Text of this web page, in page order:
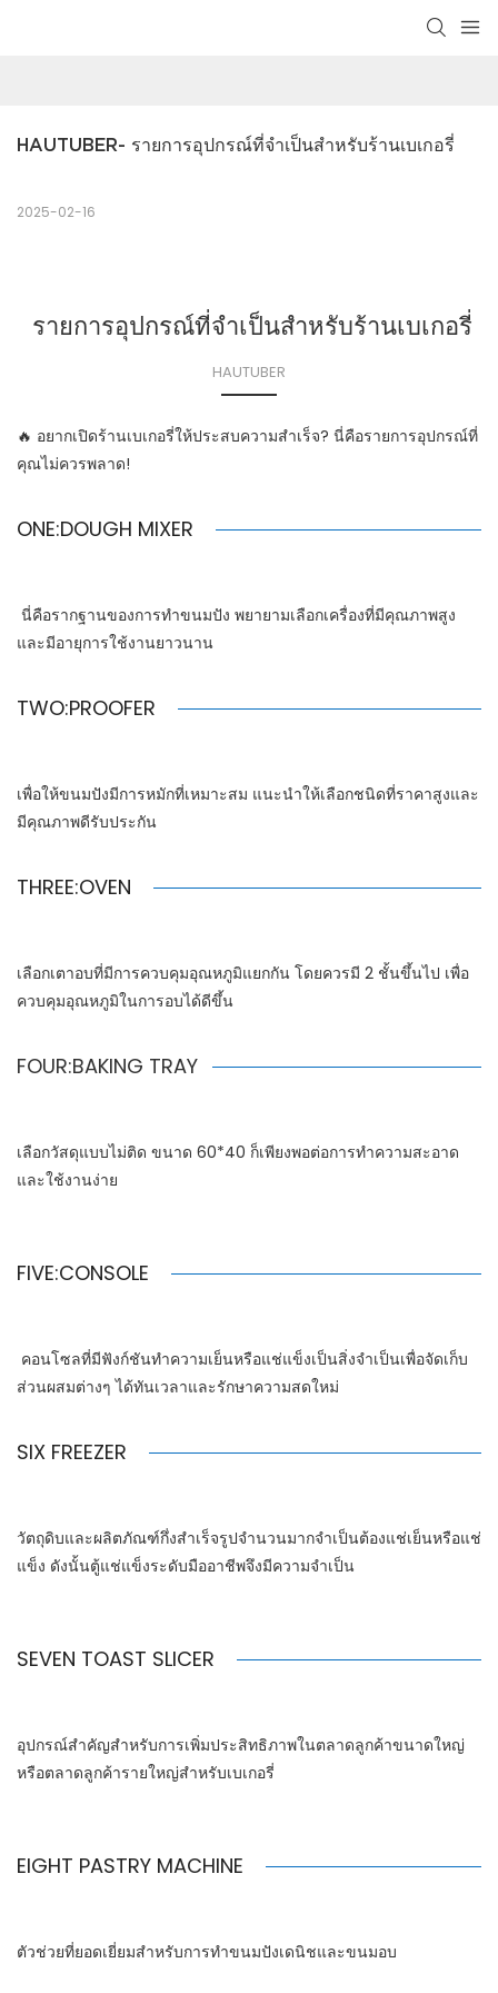
HAUTUBER- รายการอุปกรณ์ที่จำเป็นสำหรับร้านเบเกอรี่
2025-02-16
รายการอุปกรณ์ที่จำเป็นสำหรับร้านเบเกอรี่
HAUTUBER
🔥 อยากเปิดร้านเบเกอรี่ให้ประสบความสำเร็จ? นี่คือรายการอุปกรณ์ที่
คุณไม่ควรพลาด!
ONE:DOUGH MIXER
นี่คือรากฐานของการทำขนมปัง พยายามเลือกเครื่องที่มีคุณภาพสูง
และมีอายุการใช้งานยาวนาน
TWO:PROOFER
เพื่อให้ขนมปังมีการหมักที่เหมาะสม แนะนำให้เลือกชนิดที่ราคาสูงและ
มีคุณภาพดีรับประกัน
THREE:OVEN
เลือกเตาอบที่มีการควบคุมอุณหภูมิแยกกัน โดยควรมี 2 ชั้นขึ้นไป เพื่อ
ควบคุมอุณหภูมิในการอบได้ดีขึ้น
FOUR:BAKING TRAY
เลือกวัสดุแบบไม่ติด ขนาด 60*40 ก็เพียงพอต่อการทำความสะอาด
และใช้งานง่าย
FIVE:CONSOLE
คอนโซลที่มีฟังก์ชันทำความเย็นหรือแช่แข็งเป็นสิ่งจำเป็นเพื่อจัดเก็บ
ส่วนผสมต่างๆ ได้ทันเวลาและรักษาความสดใหม่
SIX FREEZER
วัตถุดิบและผลิตภัณฑ์กึ่งสำเร็จรูปจำนวนมากจำเป็นต้องแช่เย็นหรือแช่
แข็ง ดังนั้นตู้แช่แข็งระดับมืออาชีพจึงมีความจำเป็น
SEVEN TOAST SLICER
อุปกรณ์สำคัญสำหรับการเพิ่มประสิทธิภาพในตลาดลูกค้าขนาดใหญ่
หรือตลาดลูกค้ารายใหญ่สำหรับเบเกอรี่
EIGHT PASTRY MACHINE
ตัวช่วยที่ยอดเยี่ยมสำหรับการทำขนมปังเดนิชและขนมอบ